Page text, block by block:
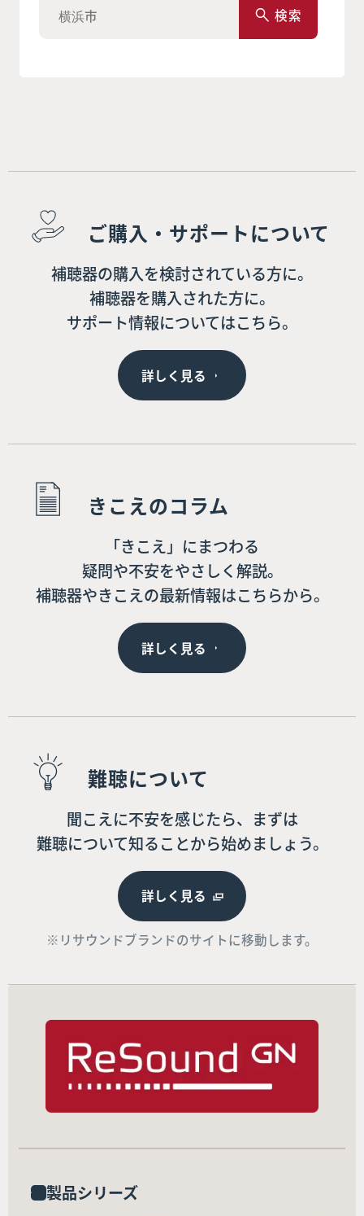
検索
ご購入・サポートについて
補聴器の購入を検討されている方に。
補聴器を購入された方に。
サポート情報についてはこちら。
詳しく見る
きこえのコラム
「きこえ」にまつわる
疑問や不安をやさしく解説。
補聴器やきこえの最新情報はこちらから。
詳しく見る
難聴について
聞こえに不安を感じたら、まずは
難聴について知ることから始めましょう。
詳しく見る
※リサウンドブランドのサイトに移動します。
製品シリーズ